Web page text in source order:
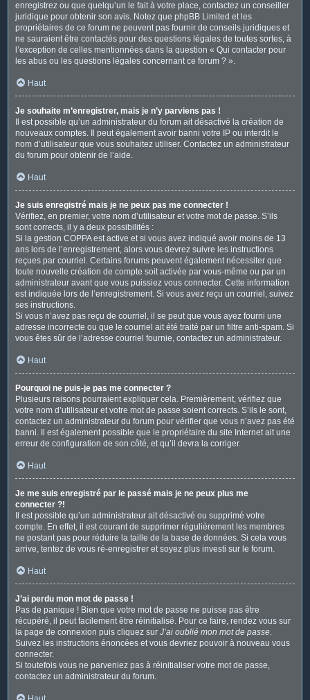
enregistrez ou que quelqu’un le fait à votre place, contactez un conseiller
juridique pour obtenir son avis. Notez que phpBB Limited et les
propriétaires de ce forum ne peuvent pas fournir de conseils juridiques et
ne sauraient être contactés pour des questions légales de toutes sortes, à
l’exception de celles mentionnées dans la question « Qui contacter pour
les abus ou les questions légales concernant ce forum ? ».
Haut
Je souhaite m’enregistrer, mais je n’y parviens pas !
Il est possible qu’un administrateur du forum ait désactivé la création de
nouveaux comptes. Il peut également avoir banni votre IP ou interdit le
nom d’utilisateur que vous souhaitez utiliser. Contactez un administrateur
du forum pour obtenir de l’aide.
Haut
Je suis enregistré mais je ne peux pas me connecter !
Vérifiez, en premier, votre nom d’utilisateur et votre mot de passe. S’ils
sont corrects, il y a deux possibilités :
Si la gestion COPPA est active et si vous avez indiqué avoir moins de 13
ans lors de l’enregistrement, alors vous devrez suivre les instructions
reçues par courriel. Certains forums peuvent également nécessiter que
toute nouvelle création de compte soit activée par vous-même ou par un
administrateur avant que vous puissiez vous connecter. Cette information
est indiquée lors de l’enregistrement. Si vous avez reçu un courriel, suivez
ses instructions.
Si vous n’avez pas reçu de courriel, il se peut que vous ayez fourni une
adresse incorrecte ou que le courriel ait été traité par un filtre anti-spam. Si
vous êtes sûr de l’adresse courriel fournie, contactez un administrateur.
Haut
Pourquoi ne puis-je pas me connecter ?
Plusieurs raisons pourraient expliquer cela. Premièrement, vérifiez que
votre nom d’utilisateur et votre mot de passe soient corrects. S’ils le sont,
contactez un administrateur du forum pour vérifier que vous n’avez pas été
banni. Il est également possible que le propriétaire du site Internet ait une
erreur de configuration de son côté, et qu’il devra la corriger.
Haut
Je me suis enregistré par le passé mais je ne peux plus me
connecter ?!
Il est possible qu’un administrateur ait désactivé ou supprimé votre
compte. En effet, il est courant de supprimer régulièrement les membres
ne postant pas pour réduire la taille de la base de données. Si cela vous
arrive, tentez de vous ré-enregistrer et soyez plus investi sur le forum.
Haut
J’ai perdu mon mot de passe !
Pas de panique ! Bien que votre mot de passe ne puisse pas être
récupéré, il peut facilement être réinitialisé. Pour ce faire, rendez vous sur
la page de connexion puis cliquez sur J’ai oublié mon mot de passe.
Suivez les instructions énoncées et vous devriez pouvoir à nouveau vous
connecter.
Si toutefois vous ne parveniez pas à réinitialiser votre mot de passe,
contactez un administrateur du forum.